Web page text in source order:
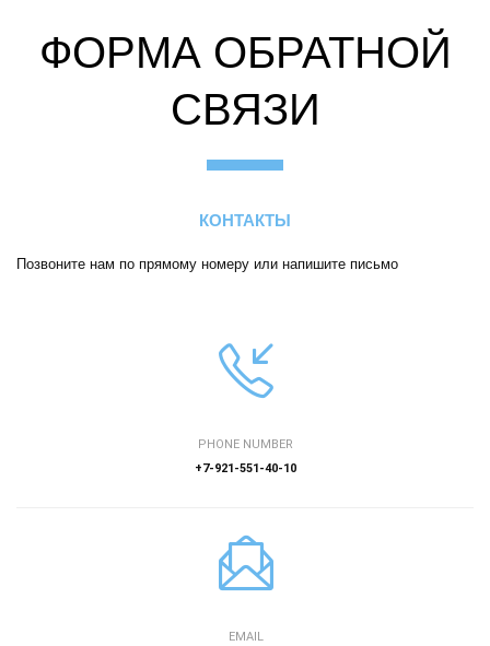
ФОРМА ОБРАТНОЙ
СВЯЗИ
КОНТАКТЫ
Позвоните нам по прямому номеру или напишите письмо
PHONE NUMBER
+7-921-551-40-10
EMAIL